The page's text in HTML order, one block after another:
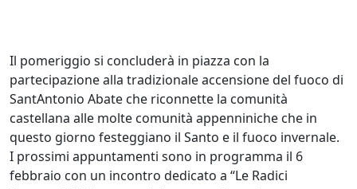
Il pomeriggio si concluderà in piazza con la
partecipazione alla tradizionale accensione del fuoco di
SantAntonio Abate che riconnette la comunità
castellana alle molte comunità appenniniche che in
questo giorno festeggiano il Santo e il fuoco invernale.
I prossimi appuntamenti sono in programma il 6
febbraio con un incontro dedicato a “Le Radici